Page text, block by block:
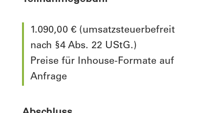
1.090,00 € (umsatzsteuerbefreit
nach §4 Abs. 22 UStG.)
Preise für Inhouse-Formate auf
Anfrage